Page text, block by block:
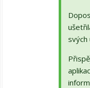
svých